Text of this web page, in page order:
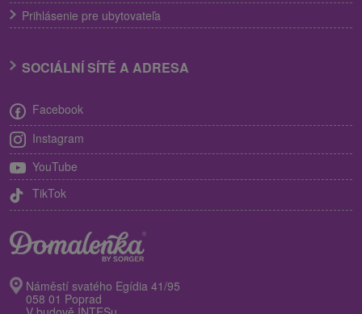
Prihlásenie pre ubytovateľa
SOCIÁLNÍ SÍTĚ A ADRESA
Facebook
Instagram
YouTube
TikTok
Náměstí svatého Egídia 41/95
058 01 Poprad